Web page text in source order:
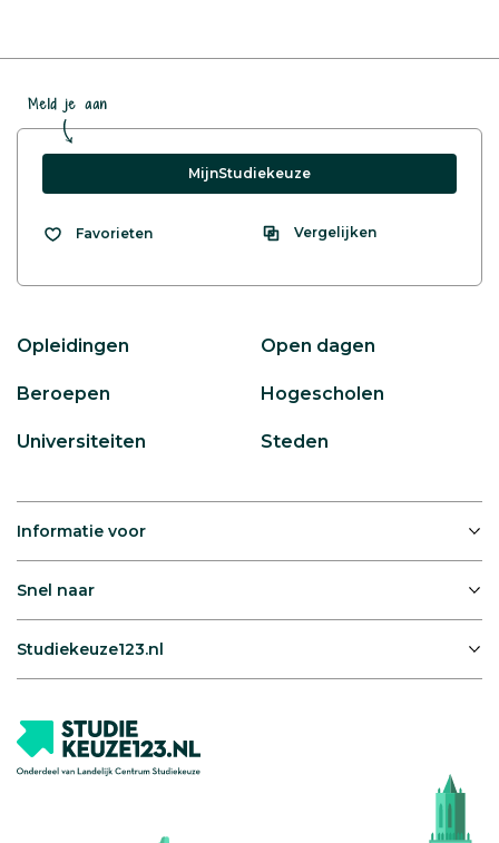
Meld je aan
MijnStudiekeuze
Favorieten Vergelijken
Opleidingen Open dagen
Beroepen Hogescholen
Universiteiten Steden
Informatie voor
Snel naar
Studiekeuze123.nl